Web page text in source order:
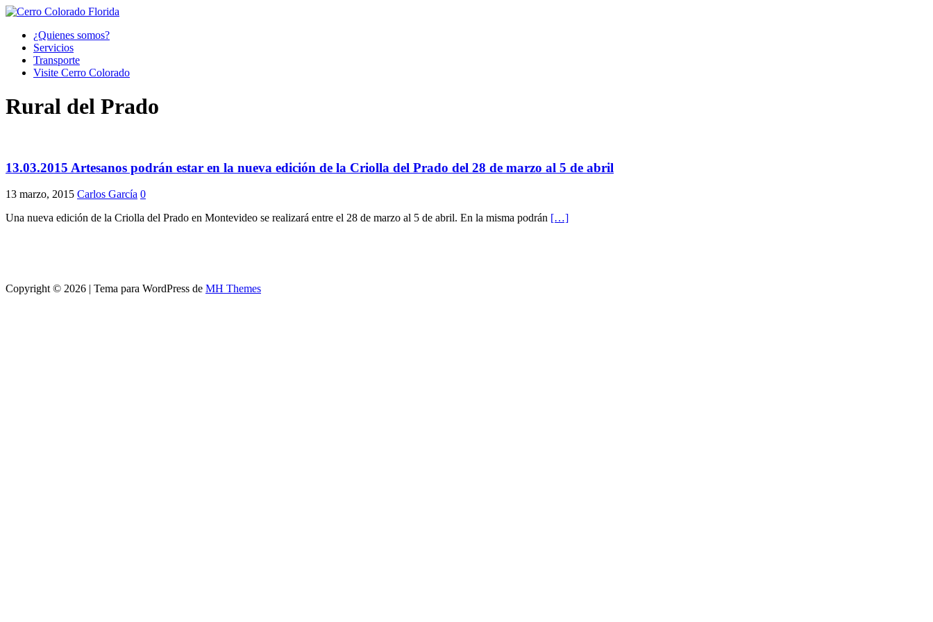
¿Quienes somos?
Servicios
Transporte
Visite Cerro Colorado
Rural del Prado
13.03.2015 Artesanos podrán estar en la nueva edición de la Criolla del Prado del 28 de marzo al 5 de abril
13 marzo, 2015 Carlos García 0
Una nueva edición de la Criolla del Prado en Montevideo se realizará entre el 28 de marzo al 5 de abril. En la misma podrán […]
Copyright © 2026 | Tema para WordPress de MH Themes